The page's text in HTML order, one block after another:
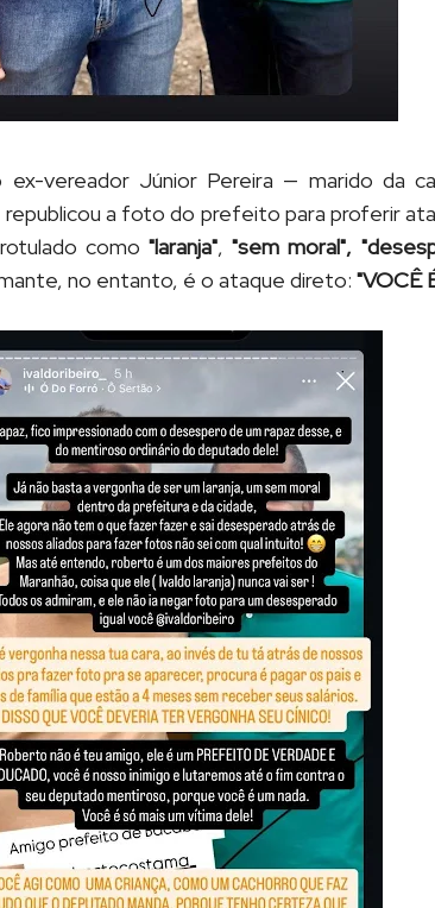
vereador Júnior Pereira — marido da
a foto do prefeito para proferir
como"laranja","sem moral",
no entanto, é o ataque direto: "VOCÊ